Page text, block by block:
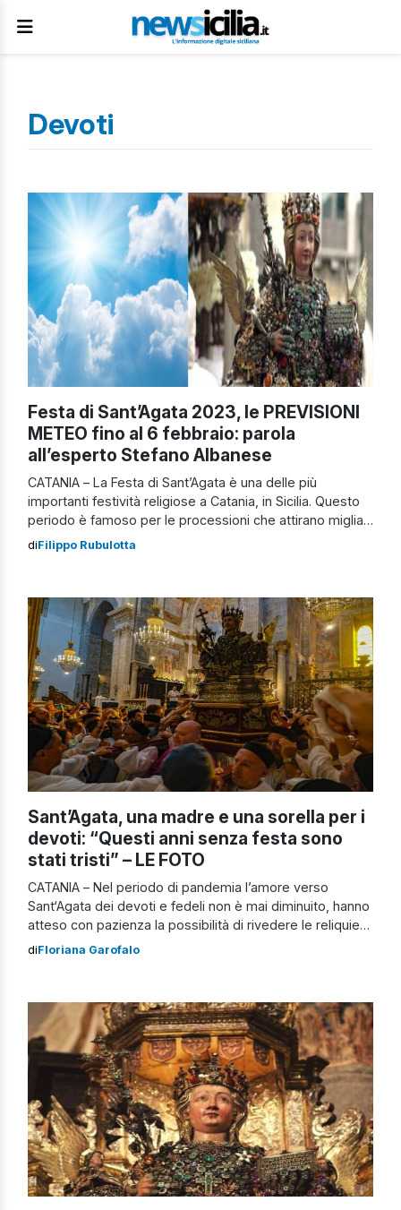
Devoti
Festa di Sant’Agata 2023, le PREVISIONI
METEO fino al 6 febbraio: parola
all’esperto Stefano Albanese
CATANIA – La Festa di Sant’Agata è una delle più
importanti festività religiose a Catania, in Sicilia. Questo
periodo è famoso per le processioni che attirano migliaia
di devoti, che portano le statue della Santa per le strade
cristiani […]
diFilippo Rubulotta
Sant’Agata, una madre e una sorella per i
devoti: “Questi anni senza festa sono
stati tristi” – LE FOTO
CATANIA – Nel periodo di pandemia l’amore verso
Sant‘Agata dei devoti e fedeli non è mai diminuito, hanno
atteso con pazienza la possibilità di rivedere le reliquie
della Santa Patrona, che nella giornata di oggi sono
diFloriana Garofalo